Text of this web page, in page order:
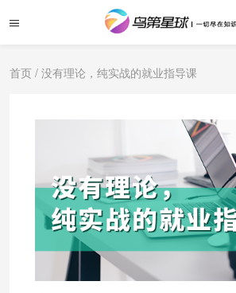
首页 / 没有理论，纯实战的就业指导课